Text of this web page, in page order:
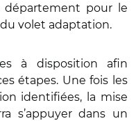
pour le
volet adaptation.
à disposition afin
étapes. Une fois les
identifiées, la mise
s’appuyer dans un